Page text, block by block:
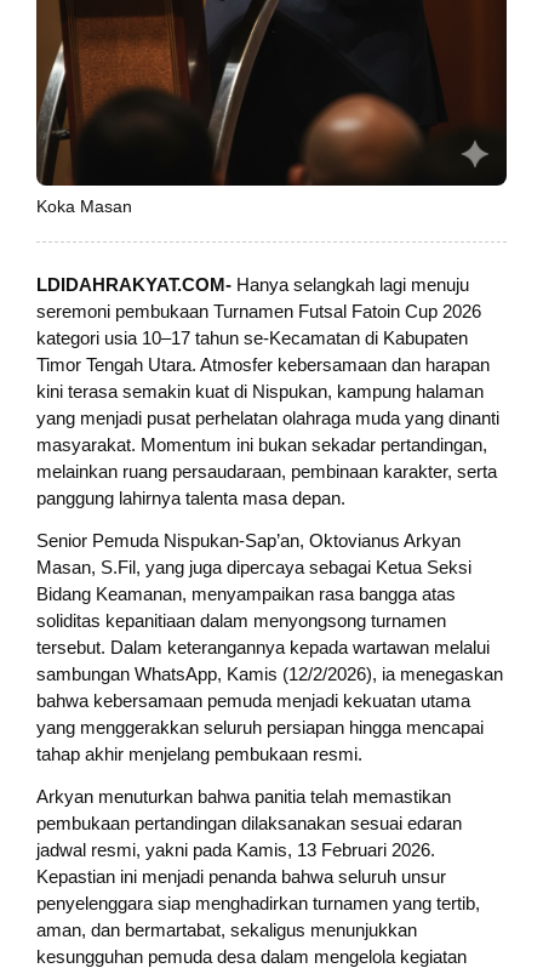
Koka Masan
LDIDAHRAKYAT.COM- Hanya selangkah lagi menuju
seremoni pembukaan Turnamen Futsal Fatoin Cup 2026
kategori usia 10–17 tahun se-Kecamatan di Kabupaten
Timor Tengah Utara. Atmosfer kebersamaan dan harapan
kini terasa semakin kuat di Nispukan, kampung halaman
yang menjadi pusat perhelatan olahraga muda yang dinanti
masyarakat. Momentum ini bukan sekadar pertandingan,
melainkan ruang persaudaraan, pembinaan karakter, serta
panggung lahirnya talenta masa depan.
Senior Pemuda Nispukan-Sap’an, Oktovianus Arkyan
Masan, S.Fil, yang juga dipercaya sebagai Ketua Seksi
Bidang Keamanan, menyampaikan rasa bangga atas
soliditas kepanitiaan dalam menyongsong turnamen
tersebut. Dalam keterangannya kepada wartawan melalui
sambungan WhatsApp, Kamis (12/2/2026), ia menegaskan
bahwa kebersamaan pemuda menjadi kekuatan utama
yang menggerakkan seluruh persiapan hingga mencapai
tahap akhir menjelang pembukaan resmi.
Arkyan menuturkan bahwa panitia telah memastikan
pembukaan pertandingan dilaksanakan sesuai edaran
jadwal resmi, yakni pada Kamis, 13 Februari 2026.
Kepastian ini menjadi penanda bahwa seluruh unsur
penyelenggara siap menghadirkan turnamen yang tertib,
aman, dan bermartabat, sekaligus menunjukkan
kesungguhan pemuda desa dalam mengelola kegiatan